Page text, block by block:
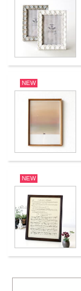
NEW
NEW